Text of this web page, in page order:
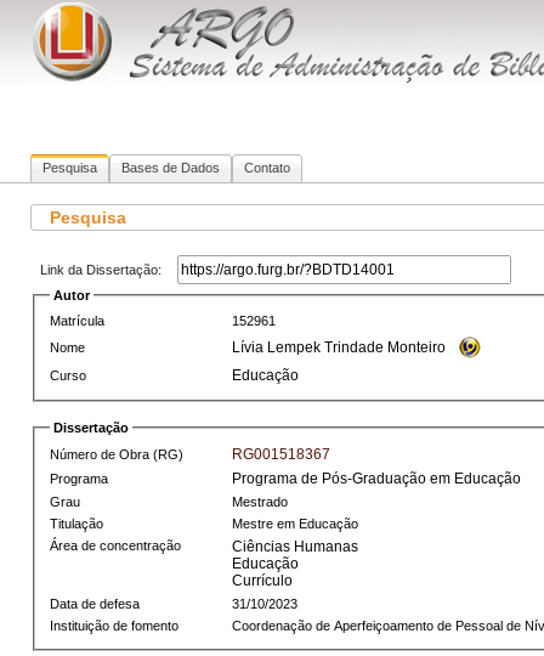
Pesquisa Bases de Dados Contato
Pesquisa
Link da Dissertação:
Autor
Matrícula
152961
Nome
Lívia Lempek Trindade Monteiro
Curso Educação
Dissertação
Número de Obra (RG)
RG001518367
Programa Programa de Pós-Graduação em Educação
Grau
Mestrado
Titulação
Mestre em Educação
Área de concentração
Ciências Humanas
Educação
Currículo
Data de defesa
31/10/2023
Instituição de fomento
Coordenação de Aperfeiçoamento de Pessoal de